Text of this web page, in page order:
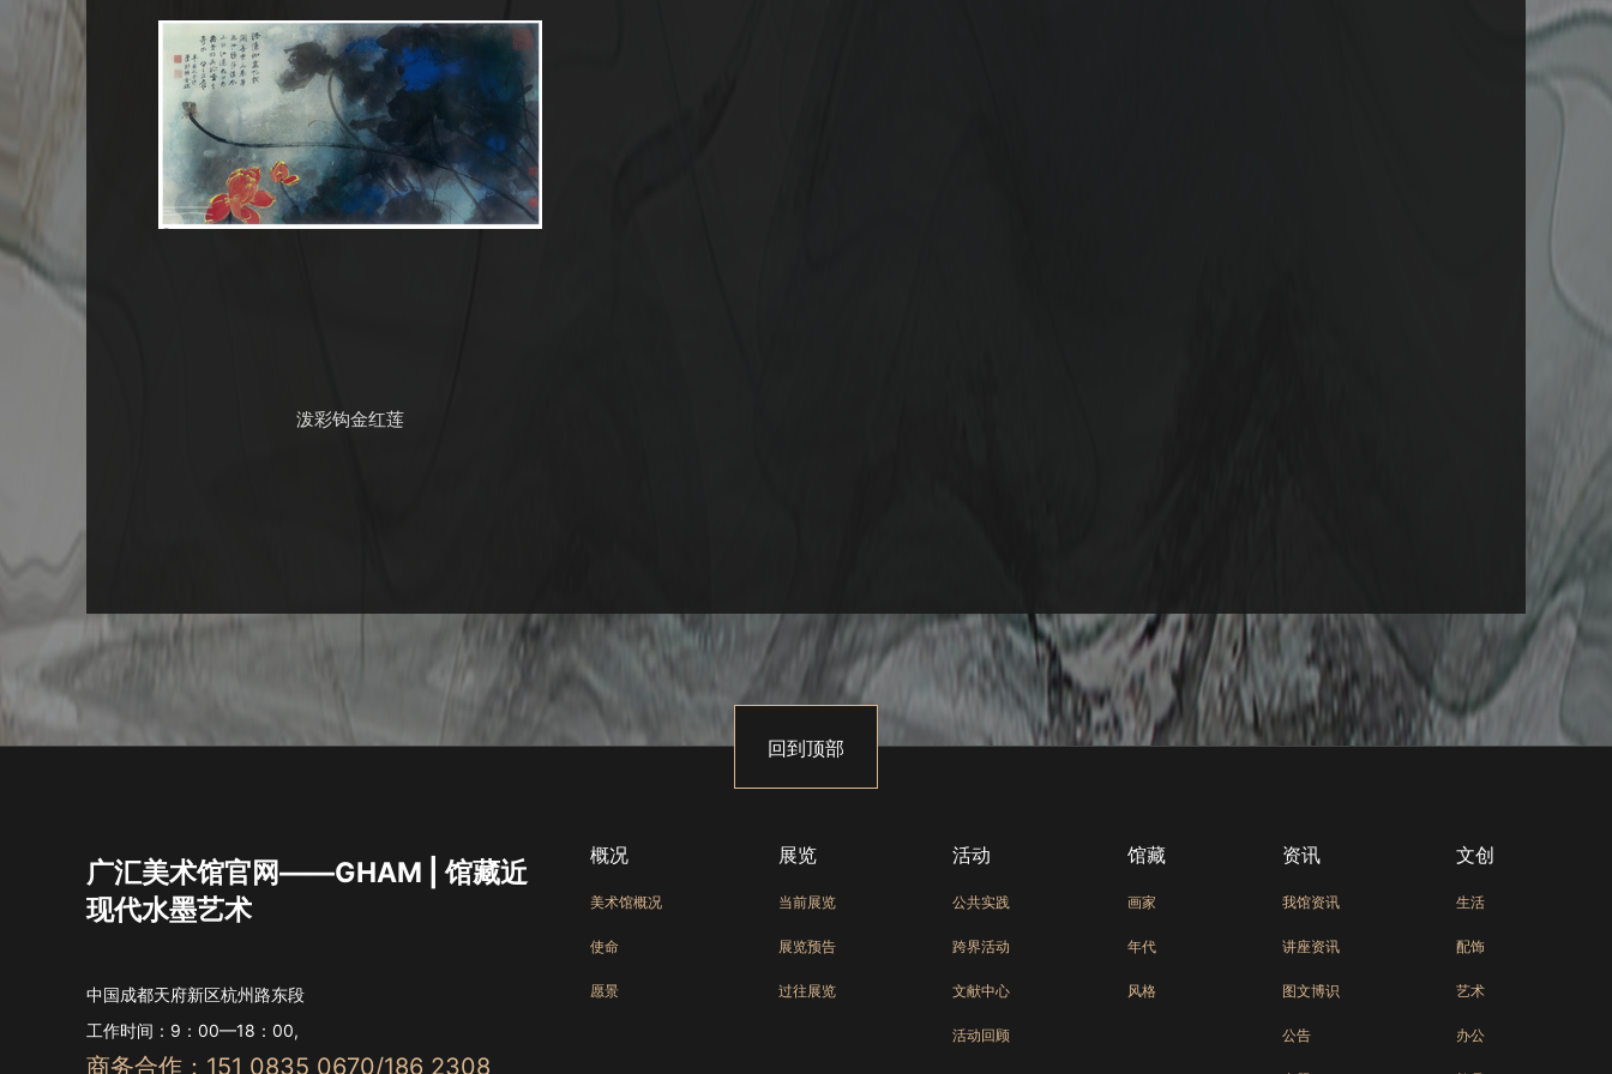
泼彩钩金红莲
回到顶部
广汇美术馆官网——GHAM | 馆藏近
现代水墨艺术
中国成都天府新区杭州路东段
工作时间：9：00—18：00,
商务合作：151 0835 0670/186 2308
概况
美术馆概况
使命
愿景
展览
当前展览
展览预告
过往展览
活动
公共实践
跨界活动
文献中心
活动回顾
馆藏
画家
年代
风格
资讯
我馆资讯
讲座资讯
图文博识
公告
文创
生活
配饰
艺术
办公